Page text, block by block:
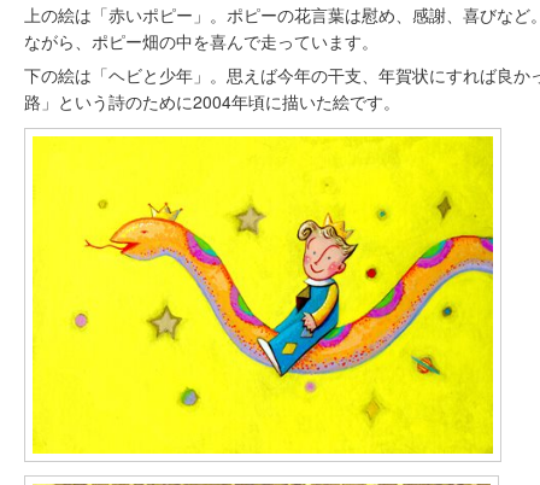
上の絵は「赤いポピー」。ポピーの花言葉は慰め、感謝、喜びな
ながら、ポピー畑の中を喜んで走っています。
下の絵は「ヘビと少年」。思えば今年の干支、年賀状にすれば良か
路」という詩のために2004年頃に描いた絵です。